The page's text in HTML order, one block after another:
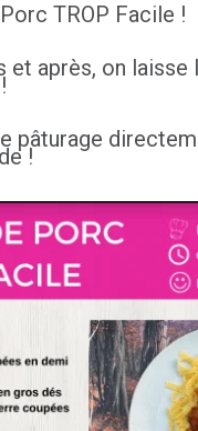
TROP Facile !
et après, on
pâturage
!